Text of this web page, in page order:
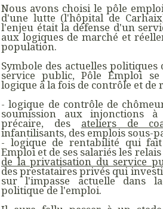
Nous avons choisi le pôle
d'une lutte (l'hôpital de
l'enjeu était la défense d'un
aux logiques de marché et
population.
Symbole des actuelles
service public, Pôle Emploi
logique à la fois de contrôle et de
- logique de contrôle de
soumission aux injonctions
précaire, des ateliers de
infantilisants, des emplois sous-
- logique de rentabilité qui
Emploi et de ses salariés les
de la privatisation du service
des prestataires privés qui
sur l'impasse actuelle dans
politique de l'emploi.